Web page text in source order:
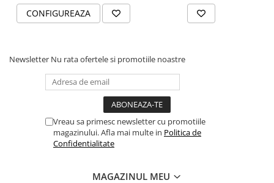
CONFIGUREAZA
Newsletter Nu rata ofertele si promotiile noastre
Vreau sa primesc newsletter cu promotiile
magazinului. Afla mai multe in Politica de
Confidentialitate
MAGAZINUL MEU